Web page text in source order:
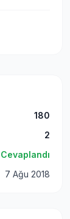
180
2
Cevaplandı
7 Ağu 2018